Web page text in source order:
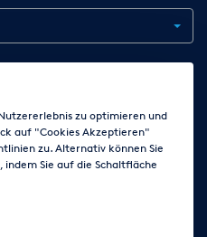
Einstellungen ändern
auf
zu optimieren und
auf "Cookies Akzeptieren"
zu. Alternativ können Sie
indem Sie auf die Schaltfläche